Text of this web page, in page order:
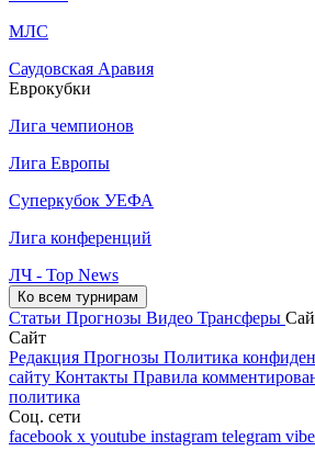
МЛС
Саудовская Аравия
Еврокубки
Лига чемпионов
Лига Европы
Суперкубок УЕФА
Лига конференций
ЛЧ - Top News
Ко всем турнирам
Статьи Прогнозы Видео Трансферы
Сайт
Редакция Прогнозы Политика
сайту Контакты Правила
политика
Соц. сети
facebook x youtube instagram telegram